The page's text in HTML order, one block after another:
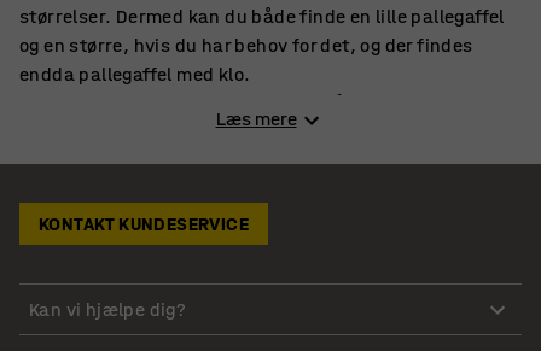
størrelser. Dermed kan du både finde en lille pallegaffel
og en større, hvis du har behov for det, og der findes
endda pallegaffel med klo.
Pallegafler kan justeres i bredden, så de passer til den
palle, der skal løftes. Det er praktisk, for på et lager kan
der være tale om flere forskellige pallestørrelser, og da er
passer til den enkelte palle. Selvom der er standarder
indenfor paller, kan man skulle håndtere flere forskellige
kan justeres.
Læs mere
KONTAKT KUNDESERVICE
Kan vi hjælpe dig?